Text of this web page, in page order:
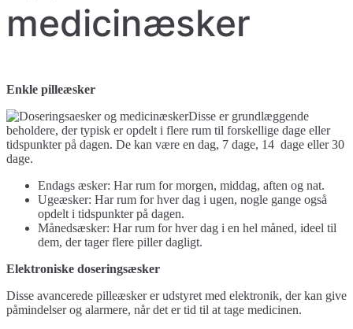
medicinæsker
Enkle pilleæsker
Disse er grundlæggende
beholdere, der typisk er opdelt i flere rum til forskellige dage eller
tidspunkter på dagen. De kan være en dag, 7 dage, 14 dage eller 30
dage.
Endags æsker: Har rum for morgen, middag, aften og nat.
Ugeæsker: Har rum for hver dag i ugen, nogle gange også
opdelt i tidspunkter på dagen.
Månedsæsker: Har rum for hver dag i en hel måned, ideel til
dem, der tager flere piller dagligt.
Elektroniske doseringsæsker
Disse avancerede pilleæsker er udstyret med elektronik, der kan give
påmindelser og alarmere, når det er tid til at tage medicinen.